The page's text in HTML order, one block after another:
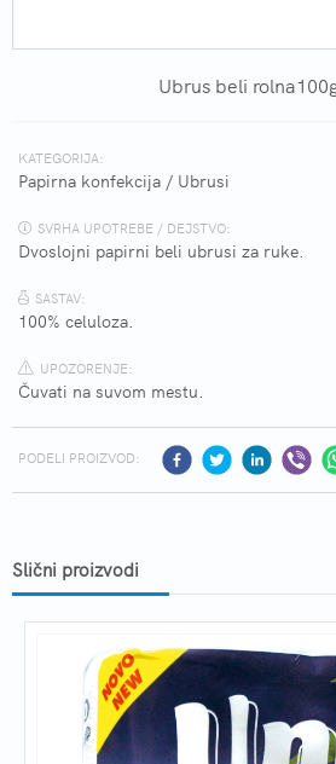
Ubrus beli
KATEGORIJA:
Papirna konfekcija / Ubrusi
SVRHA UPOTREBE / DEJSTVO:
Dvoslojni papirni beli ubrusi za ruke.
SASTAV:
100% celuloza.
UPOZORENJE:
Čuvati na suvom mestu.
PODELI PROIZVOD:
Slični proizvodi